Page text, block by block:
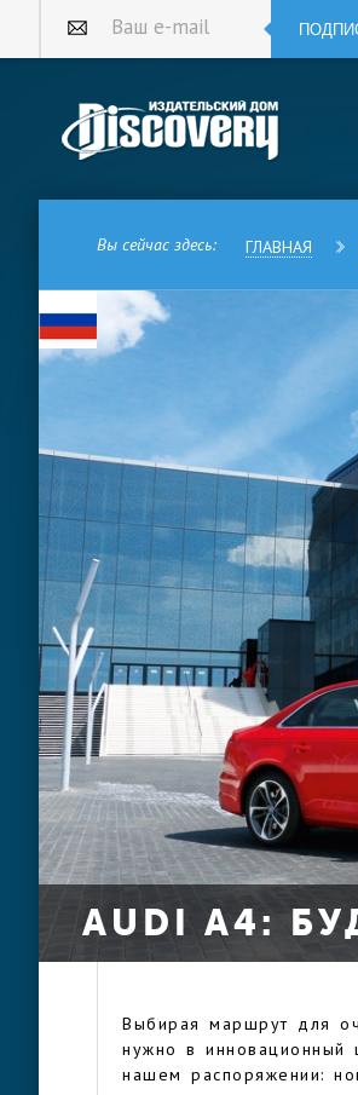
Ваш e-mail
Вы сейчас здесь: ГЛАВНАЯ
AUDI A4:
Выбирая маршрут для
нужно в инновационный
нашем распоряжении: